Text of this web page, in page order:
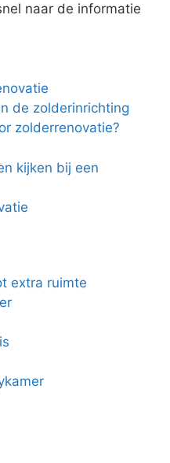
naar de informatie
de zolderinrichting
zolderrenovatie?
kijken bij een
extra ruimte